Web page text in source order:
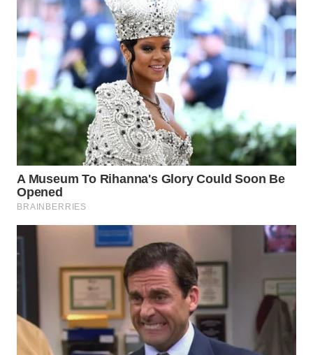
TAPANULI
SELATAN
TANJUNG
LESUNG
WN
KARO
WN
SIMALUNGUN
WN
WN DELI